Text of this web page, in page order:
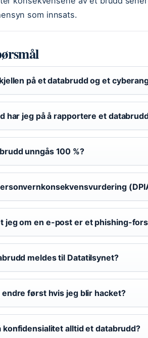
som innsats.
på et databrudd og et
har jeg på å rapportere et
unngås 100 %?
jeg om en e-post er et phishing-
meldes til Datatilsynet?
endre først hvis jeg blir hacket?
konfidensialitet alltid et databrudd?